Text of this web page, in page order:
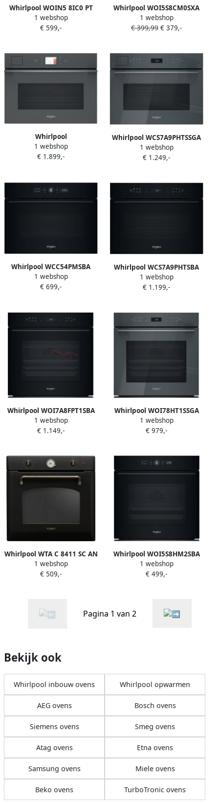
Whirlpool WOIN5 8IC0 PT
Inbouwoven met hete lucht
1 webshop
€ 599,-
Whirlpool WOI5S8CM0SXA
inbouw oven multi hete
lucht Airfry steam clean
1 webshop
€ 399,99 € 379,-
Whirlpool
WCT11A9FHTSSMA 3-in-1
1 webshop
€ 1.899,-
Whirlpool WCS7A9PHTSSGA
Inbouw combi stoomoven
Grijs
1 webshop
€ 1.249,-
Whirlpool WCC54PMSBA
Inbouw oven Zwart
1 webshop
€ 699,-
Whirlpool WCS7A9PHTSBA
Inbouw combi stoomoven
Zwart
1 webshop
€ 1.199,-
Whirlpool WOI7A8FPT1SBA
Inbouw oven Zwart
1 webshop
€ 1.149,-
Whirlpool WOI78HT1SSGA
Inbouw oven Grijs
1 webshop
€ 979,-
Whirlpool WTA C 8411 SC AN
Inbouwoven 73 l 2600 W D
label Antraciet
1 webshop
€ 509,-
Whirlpool WOI5S8HM2SBA
stoom toevoeging restant
1 webshop
€ 499,-
Pagina 1 van 2
Bekijk ook
Whirlpool inbouw ovens Whirlpool opwarmen
AEG ovens Bosch ovens
Siemens ovens Smeg ovens
Atag ovens Etna ovens
Samsung ovens Miele ovens
Beko ovens TurboTronic ovens